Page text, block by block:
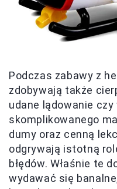
Podczas zabawy z
zdobywają także
udane lądowanie czy
skomplikowanego
dumy oraz cenną
odgrywają istotną
błędów. Właśnie te
wydawać się